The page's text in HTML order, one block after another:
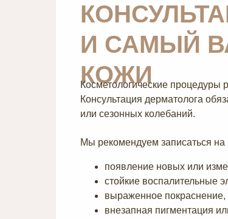
И САМЫЙ
КОЖИ
Косметологические процедуры
Консультация дерматолога
или сезонных колебаний.
Мы рекомендуем записаться
появление новых или
стойкие воспалительные
выраженное
внезапная пигментация